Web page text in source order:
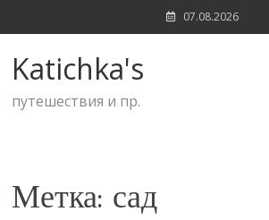
to
07.08.2026
Katichka's
путешествия и пр.
Метка: сад